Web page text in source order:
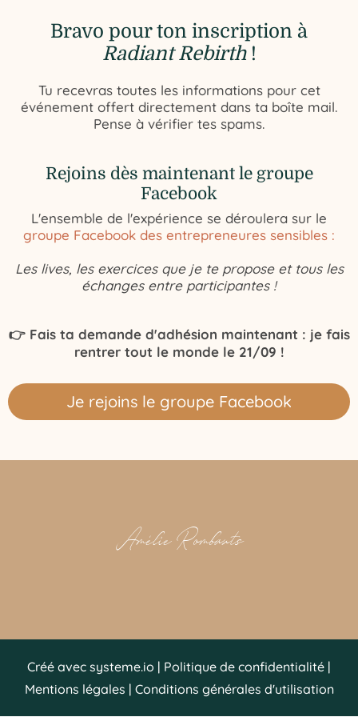
Bravo pour ton inscription à
Radiant Rebirth!
Tu recevras toutes les informations pour cet
événement offert directement dans ta boîte mail.
Pense à vérifier tes spams.
Rejoins dès maintenant le groupe
Facebook
L'ensemble de l'expérience se déroulera sur le
groupe Facebook des entrepreneures sensibles :
Les lives, les exercices que je te propose et tous les
échanges entre participantes !
👉 Fais ta demande d'adhésion maintenant : je fais
rentrer tout le monde le 21/09 !
Je rejoins le groupe Facebook
Amélie Rombauts
Créé avec systeme.io | Politique de confidentialité |
Mentions légales | Conditions générales d'utilisation